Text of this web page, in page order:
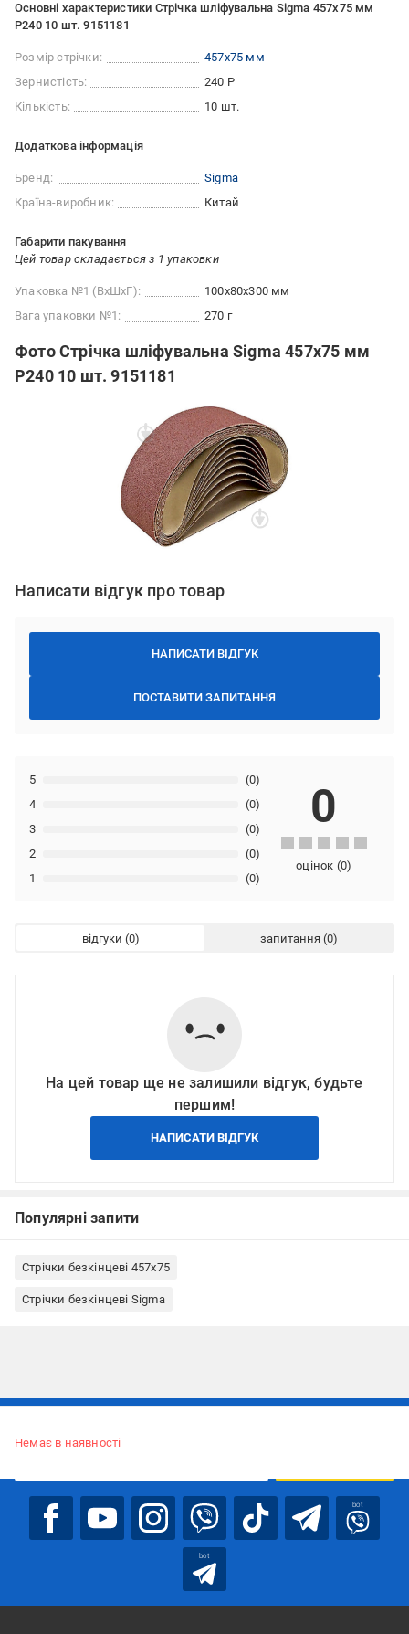
Основні характеристики Стрічка шліфувальна Sigma 457x75 мм
P240 10 шт. 9151181
Розмір стрічки:
457x75 мм
Зернистість:
240 Р
Кількість:
10 шт.
Додаткова інформація
Бренд:
Sigma
Країна-виробник:
Китай
Габарити пакування
Цей товар складається з 1 упаковки
Упаковка №1 (ВхШхГ):
100x80x300 мм
Вага упаковки №1:
270 г
Фото Стрічка шліфувальна Sigma 457x75 мм
P240 10 шт. 9151181
Написати відгук про товар
НАПИСАТИ ВІДГУК
ПОСТАВИТИ ЗАПИТАННЯ
1 (0)
2 (0)
3 (0)
4 (0)
5 (0)
0
оцінок (0)
відгуки запитання
На цей товар ще не залишили відгук, будьте
першим!
НАПИСАТИ ВІДГУК
Популярні запити
Стрічки безкінцеві 457x75
Стрічки безкінцеві Sigma
Немає в наявності
bot
bot